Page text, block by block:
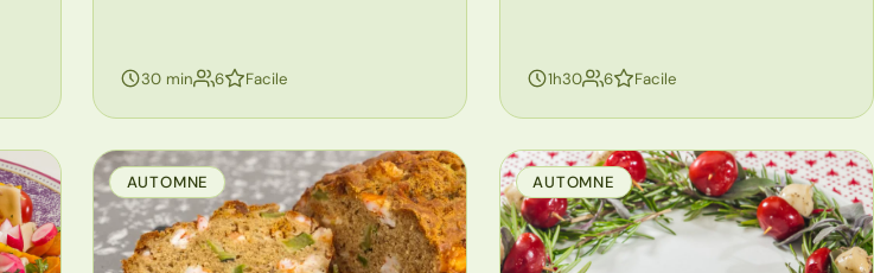
30 min 6personnes
Facile 1h30 6personnes
Facile
AUTOMNE AUTOMNE